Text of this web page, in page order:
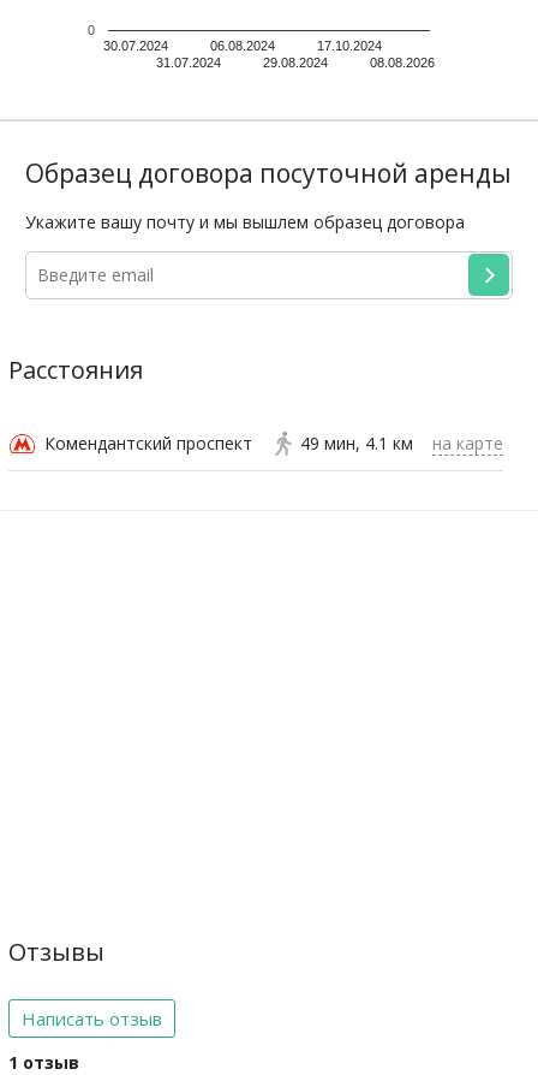
30.07.2024
31.07.2024
06.08.2024
29.08.2024
17.10.2024
08.08.2026
0
Образец договора посуточной аренды
Укажите вашу почту и мы вышлем образец договора
Расстояния
Комендантский проспект 49 мин 4.1 км на карте
Отзывы
Написать отзыв
1 отзыв